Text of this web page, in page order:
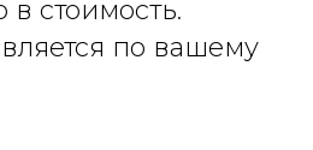
стоимость.
по вашему